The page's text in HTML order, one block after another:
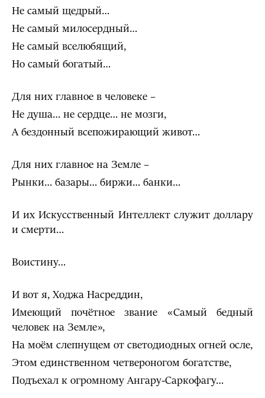
Не самый щедрый…
Не самый милосердный…
Не самый вселюбящий,
Но самый богатый…
Для них главное в человеке –
Не душа… не сердце… не мозги,
А бездонный всепожирающий живот…
Для них главное на Земле –
Рынки… базары… биржи… банки…
И их Искусственный Интеллект служит доллару
и смерти…
Воистину…
И вот я, Ходжа Насреддин,
Имеющий почётное звание «Самый бедный
человек на Земле»,
На моём слепнущем от светодиодных огней осле,
Этом единственном четвероногом богатстве,
Подъехал к огромному Ангару-Саркофагу…